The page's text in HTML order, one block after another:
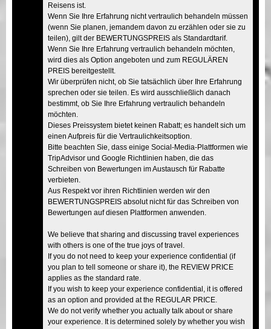
Reisens ist.
Wenn Sie Ihre Erfahrung nicht vertraulich behandeln müssen
(wenn Sie planen, jemandem davon zu erzählen oder sie zu
teilen), gilt der BEWERTUNGSPREIS als Standardtarif.
Wenn Sie Ihre Erfahrung vertraulich behandeln möchten,
wird dies als Option angeboten und zum REGULÄREN
PREIS bereitgestellt.
Wir überprüfen nicht, ob Sie tatsächlich über Ihre Erfahrung
sprechen oder sie teilen. Es wird ausschließlich danach
bestimmt, ob Sie Ihre Erfahrung vertraulich behandeln
möchten.
Dieses Preissystem bietet keinen Rabatt; es handelt sich um
einen Aufpreis für die Vertraulichkeitsoption.
Bitte beachten Sie, dass einige Social-Media-Plattformen wie
TripAdvisor und Google Richtlinien haben, die das
Schreiben von Bewertungen im Austausch für Rabatte
verbieten.
Aus Respekt vor ihren Richtlinien werden wir den
BEWERTUNGSPREIS absolut nicht für das Schreiben von
Bewertungen auf diesen Plattformen anwenden.
We believe that sharing and discussing travel experiences
with others is one of the true joys of travel.
If you do not need to keep your experience confidential (if
you plan to tell someone or share it), the REVIEW PRICE
applies as the standard rate.
If you wish to keep your experience confidential, it is offered
as an option and provided at the REGULAR PRICE.
We do not verify whether you actually talk about or share
your experience. It is determined solely by whether you wish